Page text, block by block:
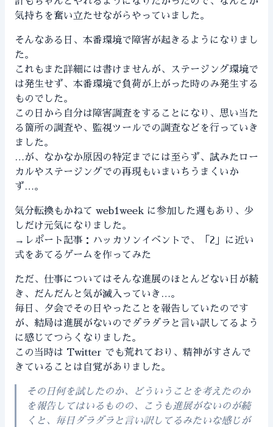
気持ちを奮い立たせながらやっていました。
そんなある日、本番環境で障害が起きるようになりまし
た。
これもまた詳細には書けませんが、ステージング環境で
は発生せず、本番環境で負荷が上がった時のみ発生する
ものでした。
この日から自分は障害調査をすることになり、思い当た
る箇所の調査や、監視ツールでの調査などを行っていき
ました。
…が、なかなか原因の特定までには至らず、試みたロー
カルやステージングでの再現もいまいちうまくいか
ず…。
気分転換もかねて web1week に参加した週もあり、少
しだけ元気になりました。
→レポート記事： ハッカソンイベントで、「2」に近い
式をあてるゲームを作ってみた
ただ、仕事についてはそんな進展のほとんどない日が続
き、だんだんと気が滅入っていき…。
毎日、夕会でその日やったことを報告していたのです
が、結局は進展がないのでダラダラと言い訳してるよう
に感じてつらくなりました。
この当時は Twitter でも荒れており、精神がすさんで
きていることは自覚がありました。
その日何を試したのか、どういうことを考えたのか
を報告してはいるものの、こうも進展がないのが続
くと、毎日ダラダラと言い訳してるみたいな感じが